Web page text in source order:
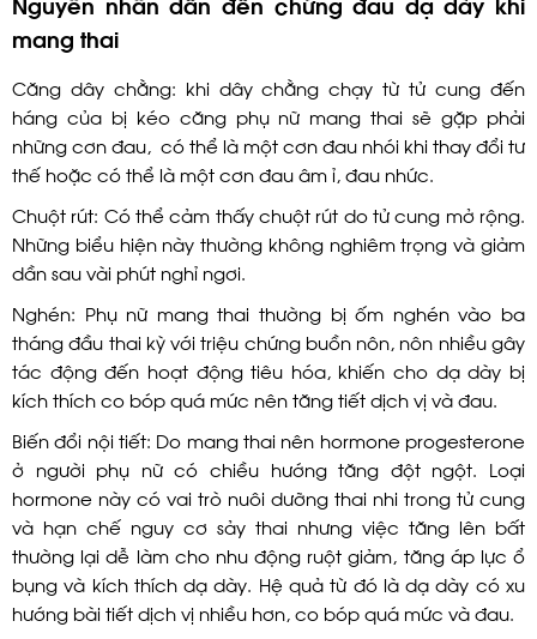
mang thai
Căng dây chằng: khi dây chằng chạy từ tử cung đến
háng của bị kéo căng phụ nữ mang thai sẽ gặp phải
những cơn đau, có thể là một cơn đau nhói khi thay đổi tư
thế hoặc có thể là một cơn đau âm ỉ, đau nhức.
Chuột rút: Có thể cảm thấy chuột rút do tử cung mở rộng.
Những biểu hiện này thường không nghiêm trọng và giảm
dần sau vài phút nghỉ ngơi.
Nghén: Phụ nữ mang thai thường bị ốm nghén vào ba
tháng đầu thai kỳ với triệu chứng buồn nôn, nôn nhiều gây
tác động đến hoạt động tiêu hóa, khiến cho dạ dày bị
kích thích co bóp quá mức nên tăng tiết dịch vị và đau.
Biến đổi nội tiết: Do mang thai nên hormone progesterone
ở người phụ nữ có chiều hướng tăng đột ngột. Loại
hormone này có vai trò nuôi dưỡng thai nhi trong tử cung
và hạn chế nguy cơ sảy thai nhưng việc tăng lên bất
thường lại dễ làm cho nhu động ruột giảm, tăng áp lực ổ
bụng và kích thích dạ dày. Hệ quả từ đó là dạ dày có xu
hướng bài tiết dịch vị nhiều hơn, co bóp quá mức và đau.